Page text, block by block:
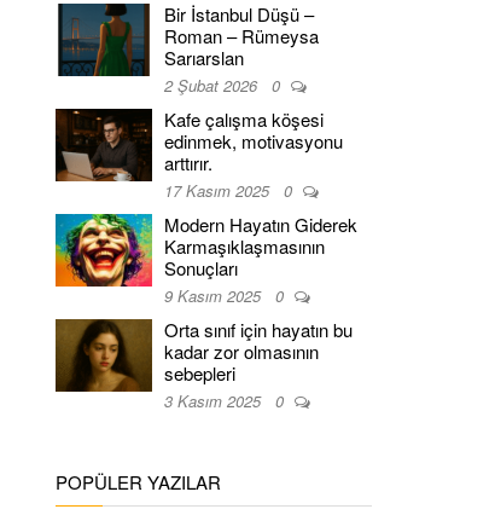
Bir İstanbul Düşü –
Roman – Rümeysa
Sarıarslan
2 Şubat 2026 0
Kafe çalışma köşesi
edinmek, motivasyonu
arttırır.
17 Kasım 2025 0
Modern Hayatın Giderek
Karmaşıklaşmasının
Sonuçları
9 Kasım 2025 0
Orta sınıf için hayatın bu
kadar zor olmasının
sebepleri
3 Kasım 2025 0
POPÜLER YAZILAR